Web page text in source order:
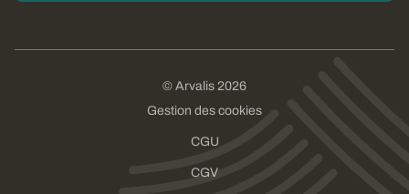
© Arvalis 2026
Gestion des cookies
CGU
CGV